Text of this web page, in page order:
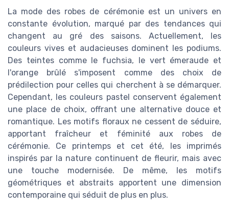
La mode des robes de cérémonie est un univers en
constante évolution, marqué par des tendances qui
changent au gré des saisons. Actuellement, les
couleurs vives et audacieuses dominent les podiums.
Des teintes comme le fuchsia, le vert émeraude et
l'orange brûlé s'imposent comme des choix de
prédilection pour celles qui cherchent à se démarquer.
Cependant, les couleurs pastel conservent également
une place de choix, offrant une alternative douce et
romantique. Les motifs floraux ne cessent de séduire,
apportant fraîcheur et féminité aux robes de
cérémonie. Ce printemps et cet été, les imprimés
inspirés par la nature continuent de fleurir, mais avec
une touche modernisée. De même, les motifs
géométriques et abstraits apportent une dimension
contemporaine qui séduit de plus en plus.